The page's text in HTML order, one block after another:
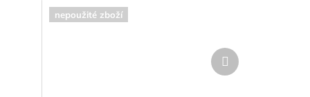
nepoužité zboží
Další
produkt